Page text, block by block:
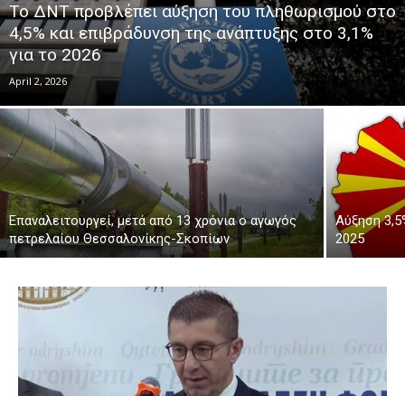
Το ΔΝΤ προβλέπει αύξηση του πληθωρισμού στο
4,5% και επιβράδυνση της ανάπτυξης στο 3,1%
για το 2026
April 2, 2026
Επαναλειτουργεί, μετά από 13 χρόνια ο αγωγός
πετρελαίου Θεσσαλονίκης-Σκοπίων
Αύξηση
2025